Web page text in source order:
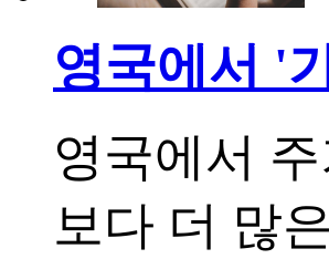
영국에서 '
영국에서
보다 더 많